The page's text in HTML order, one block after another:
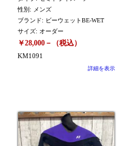
性別: メンズ
ブランド: ビーウェットBE-WET
サイズ: オーダー
￥28,000－（税込）
KM1091
詳細を表示